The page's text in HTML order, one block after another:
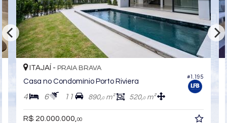
#1.195
ITAJAÍ - PRAIA BRAVA
Casa no Condomínio Porto Riviera
4 6 11 890,0m² 520,0m²
R$ 20.000.000,00